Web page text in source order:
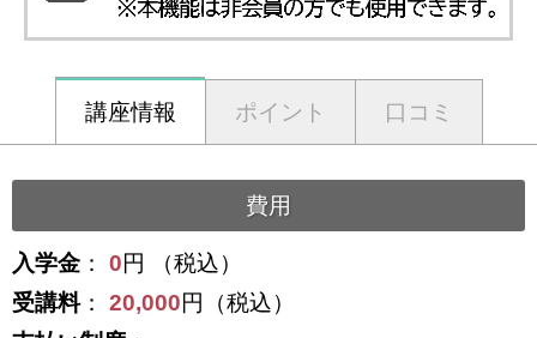
講座情報 ポイント 口コミ
費用
入学金 ： 0円 （税込）
受講料： 20,000円（税込）